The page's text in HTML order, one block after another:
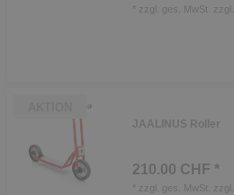
zzgl. ges. MwSt. zzgl.
JAALINUS Roller
210.00 CHF *
zzgl. ges. MwSt. zzgl.